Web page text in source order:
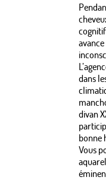
dans
divan
bonne
Vous